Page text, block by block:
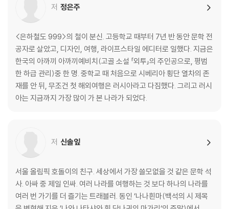
다정씨와 북한 사람들 58
횡단 열차 쇼핑 62
03 이르쿠츠크
도스토옙스키 호스텔 68
볼콘스키의 집 72
키로프 광장 74
소년 워바 80
노쇼(No-Show) 100
카잔 성당 102
04 열차번호 069
시차 110
저 정은주
<은하철도 999>의 철이 분신. 고등학교 때부터 7년 반 동안 문학 전
공자로 살았고, 디자인, 여행, 라이프스타일 에디터로 일했다. 지금은
한국의 아까끼 아까끼예비치(고골 소설 「외투」의 주인공으로, 평범
한 하급 관리)중 한 명. 중학교 때 처음으로 시베리아 횡단 열차의 존
재를 안 뒤, 무조건 첫 해외여행은 러시아라고 다짐했다. 그리고 러시
아는 지금까지 가장 많이 가 본 나라가 되었다.
저 신솔잎
서울 올림픽 호돌이의 친구. 세상에서 가장 쓸모없을 것 같은 문학 석
사. 아싸 중 제일 인싸. 여러 나라를 여행하는 것 보다 하나의 나라를
여러 번 가기를 더 즐기는 트래블러. 동인 ‘나나흰마(백석의 시 제목